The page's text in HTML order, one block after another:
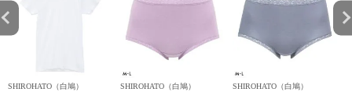
SHIROHATO（白鳩） SHIROHATO（白鳩） SHIROHATO（白鳩）